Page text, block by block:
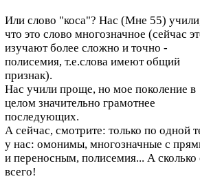
Или слово "коса"? Нас (Мне 55)
что это слово многозначное (сейчас
изучают более сложно и точно -
полисемия, т.е.слова имеют общий
признак).
Нас учили проще, но мое поколение в
целом значительно грамотнее
последующих.
А сейчас, смотрите: только по одной
у нас: омонимы, многозначные с
и переносным, полисемия... А
всего!